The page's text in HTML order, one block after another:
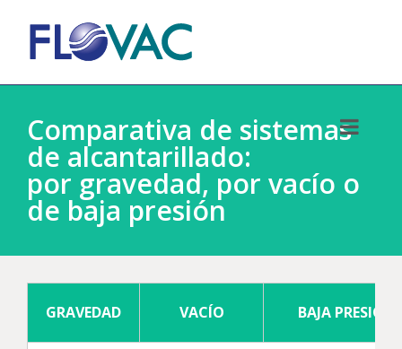
Comparativa de sistemas
de alcantarillado:
por gravedad, por vacío o
de baja presión
GRAVEDAD VACÍO BAJA PRESIÓN